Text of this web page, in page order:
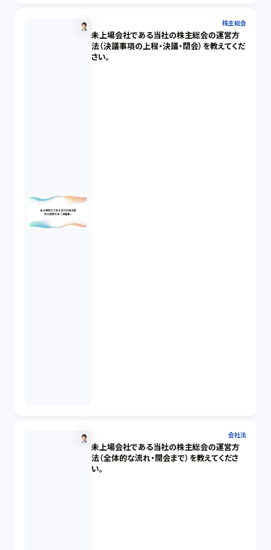
株主総会
未上場会社である当社の株主総会の運営方
法（決議事項の上程・決議・閉会）を教えてくだ
さい。
会社法
未上場会社である当社の株主総会の運営方
法（全体的な流れ・開会まで）を教えてくださ
い。